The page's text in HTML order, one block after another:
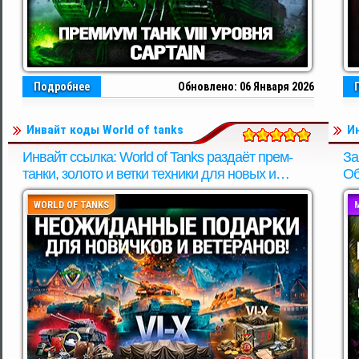
Обновлено: 06 Января 2026
Подробнее
Инвайт коды World of tanks
Инвайт ссылка: World of Tanks раздаёт прем-
танки, золото и ветки техники для новых и
опытных игроков! Легендарные новогодние
подарки.
WORLD OF TANKS